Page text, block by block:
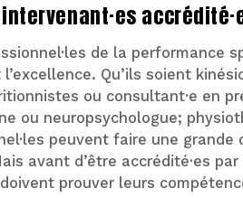
de la performance
Qu’ils soient
ou consultant·e en
ou neuropsychologue;
peuvent faire une
avant d’être accrédité·es
prouver leurs